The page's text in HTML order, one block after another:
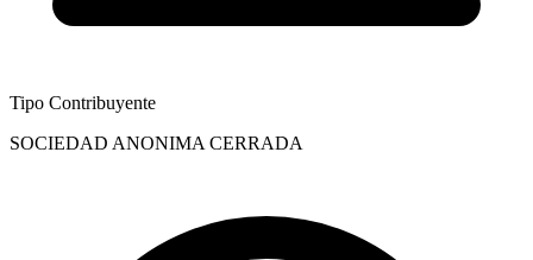
Tipo Contribuyente
SOCIEDAD ANONIMA CERRADA